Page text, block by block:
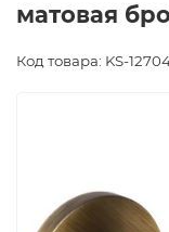
матовая
Код товара: KS-